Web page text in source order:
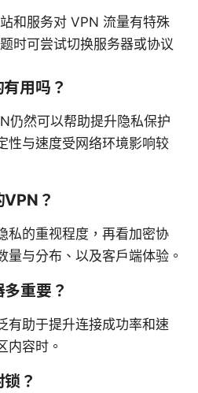
和服务对 VPN 流量有特殊
时可尝试切换服务器或协议
用吗？
仍然可以帮助提升隐私保护
性与速度受网络环境影响较
？
私的重视程度，再看加密协
量与分布、以及客户端体验。
重要？
有助于提升连接成功率和速
内容时。
？